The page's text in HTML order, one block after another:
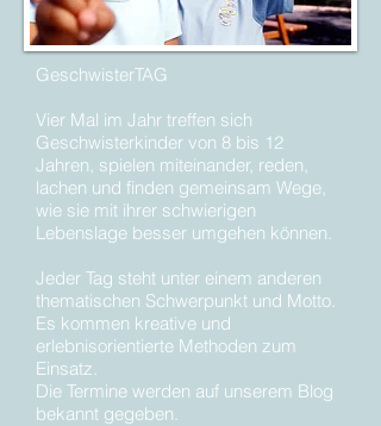
GeschwisterTAG
Vier Mal im Jahr treffen sich
Geschwisterkinder von 8 bis 12
Jahren, spielen miteinander, reden,
lachen und finden gemeinsam Wege,
wie sie mit ihrer schwierigen
Lebenslage besser umgehen können.
Jeder Tag steht unter einem anderen
thematischen Schwerpunkt und Motto.
Es kommen kreative und
erlebnisorientierte Methoden zum
Einsatz.
Die Termine werden auf unserem Blog
bekannt gegeben.